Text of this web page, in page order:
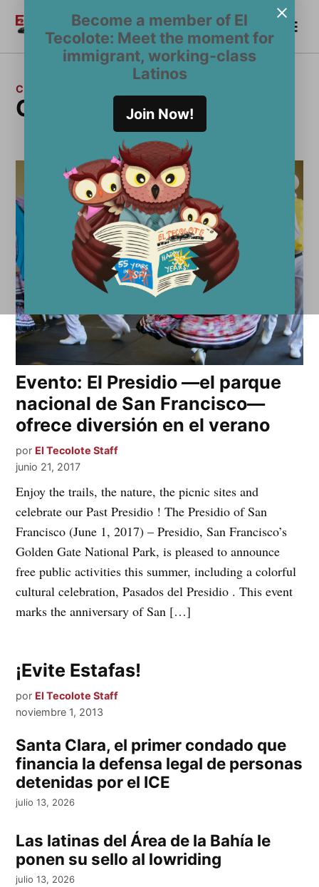
Become a member of El
Tecolote: Meet the moment for
immigrant, working-class
Latinos
Join Now!
contenido
El
Tecolote
Become a Member
CATEGORÍA:
Calendarío
Evento: El Presidio —el parque
nacional de San Francisco—
ofrece diversión en el verano
por El Tecolote Staff
junio 21, 2017
Enjoy the trails, the nature, the picnic sites and
celebrate our Past Presidio ! The Presidio of San
Francisco (June 1, 2017) – Presidio, San Francisco’s
Golden Gate National Park, is pleased to announce
free public activities this summer, including a colorful
cultural celebration, Pasados ​​del Presidio . This event
marks the anniversary of San […]
¡Evite Estafas!
por El Tecolote Staff
noviembre 1, 2013
Santa Clara, el primer condado que
financia la defensa legal de personas
detenidas por el ICE
julio 13, 2026
Las latinas del Área de la Bahía le
ponen su sello al lowriding
julio 13, 2026